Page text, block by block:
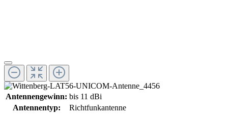
Antennengewinn: bis 11 dBi
Antennentyp:
Richtfunkantenne